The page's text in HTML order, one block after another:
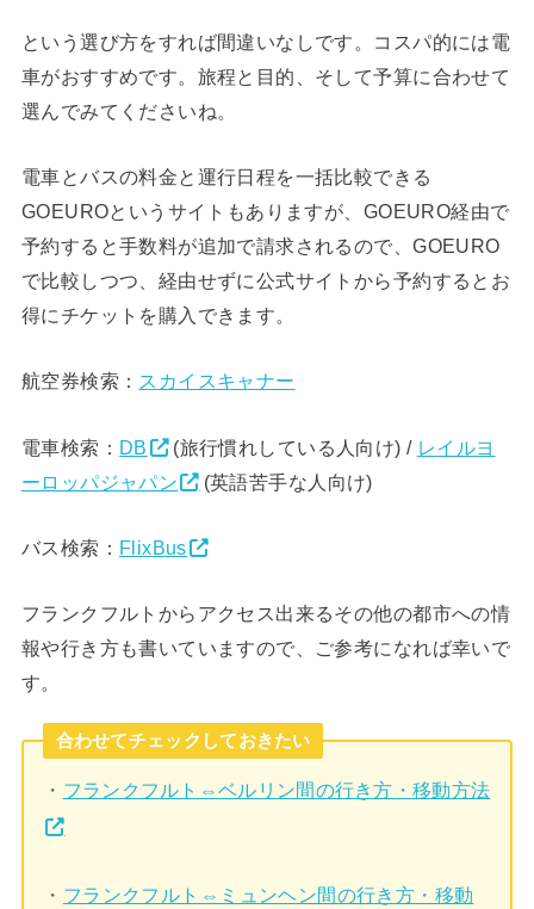
という選び方をすれば間違いなしです。コスパ的には電
車がおすすめです。旅程と目的、そして予算に合わせて
選んでみてくださいね。
電車とバスの料金と運行日程を一括比較できる
GOEUROというサイトもありますが、GOEURO経由で
予約すると手数料が追加で請求されるので、GOEURO
で比較しつつ、経由せずに公式サイトから予約するとお
得にチケットを購入できます。
航空券検索： スカイスキャナー
電車検索： DB (旅行慣れしている人向け) / レイルヨ
ーロッパジャパン
(英語苦手な人向け)
バス検索： FlixBus
フランクフルトからアクセス出来るその他の都市への情
報や行き方も書いていますので、ご参考になれば幸いで
す。
合わせてチェックしておきたい
・ フランクフルト⇔ベルリン間の行き方・移動方法
・ フランクフルト⇔ミュンヘン間の行き方・移動